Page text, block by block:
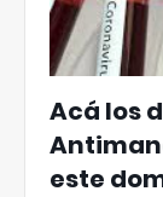
Acá los
este